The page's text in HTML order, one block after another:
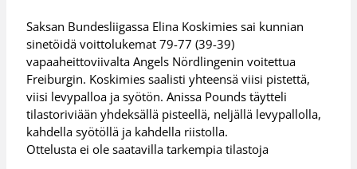
Saksan Bundesliigassa Elina Koskimies sai kunnian
sinetöidä voittolukemat 79-77 (39-39)
vapaaheittoviivalta Angels Nördlingenin voitettua
Freiburgin. Koskimies saalisti yhteensä viisi pistettä,
viisi levypalloa ja syötön. Anissa Pounds täytteli
tilastoriviään yhdeksällä pisteellä, neljällä levypallolla,
kahdella syötöllä ja kahdella riistolla.
Ottelusta ei ole saatavilla tarkempia tilastoja